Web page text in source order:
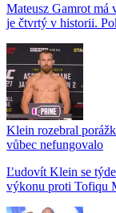
Mateusz Gamrot má
je čtvrtý v historii.
Klein rozebral
vůbec nefungovalo
Ľudovít Klein se
výkonu proti Tofiqu